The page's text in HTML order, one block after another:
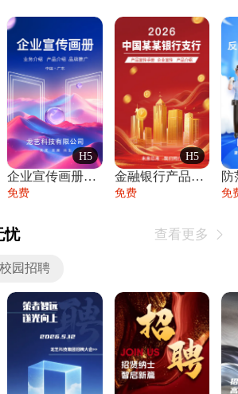
H5
企业宣传画册公司简介产品介绍业务宣传手册
免费
H5
金融银行产品宣传手册企业宣传产品介绍
免费
防
免
忧 查看更多 
校园招聘